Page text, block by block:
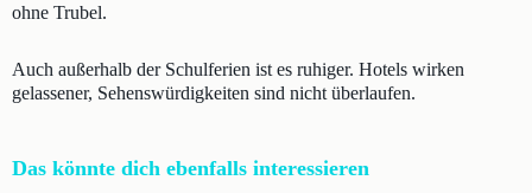
ohne Trubel.
Auch außerhalb der Schulferien ist es ruhiger. Hotels wirken
gelassener, Sehenswürdigkeiten sind nicht überlaufen.
Das könnte dich ebenfalls interessieren